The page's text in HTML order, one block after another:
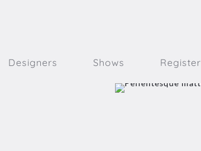
Designers Shows Register